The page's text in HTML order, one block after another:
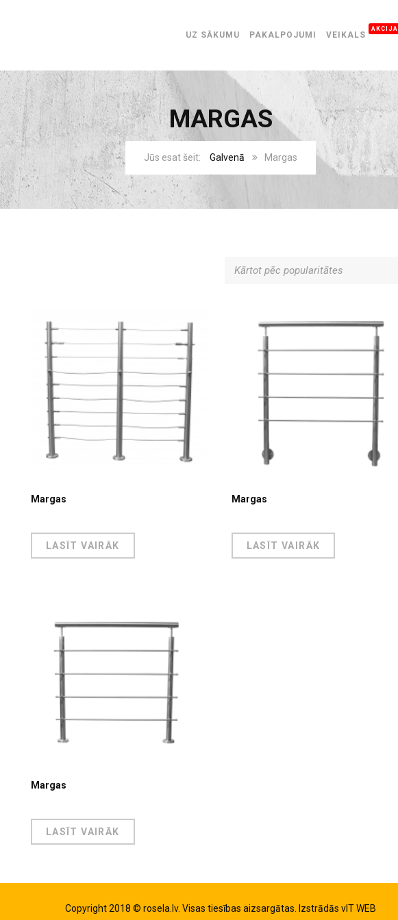
UZ SĀKUMU PAKALPOJUMI VEIKALS AKCIJA
MARGAS
Galvenā Margas
Margas
LASĪT VAIRĀK
Margas
LASĪT VAIRĀK
Margas
LASĪT VAIRĀK
Copyright 2018 © rosela.lv. Visas tiesības aizsargātas. Izstrādās vIT WEB